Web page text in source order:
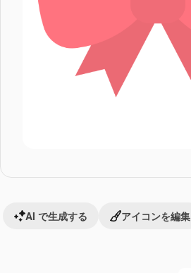
AI で生成する アイコンを編集